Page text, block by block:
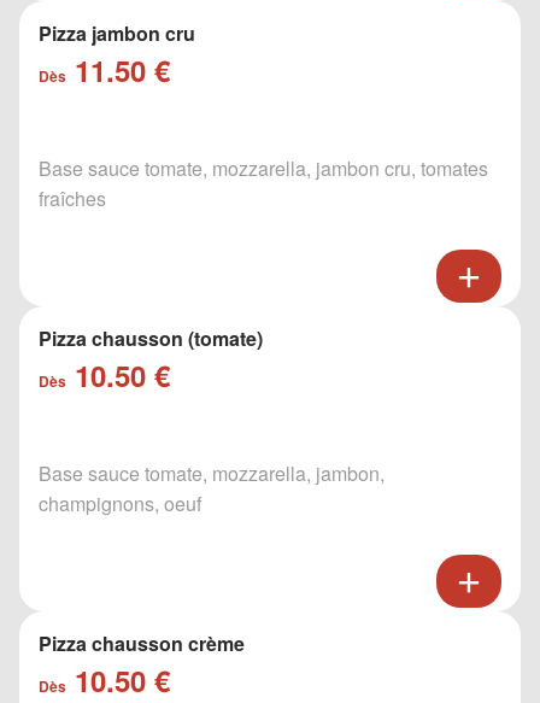
Pizza jambon cru
Dès 11.50 €
Base sauce tomate, mozzarella, jambon cru, tomates
fraîches
Pizza chausson (tomate)
Dès 10.50 €
Base sauce tomate, mozzarella, jambon,
champignons, oeuf
Pizza chausson crème
Dès 10.50 €